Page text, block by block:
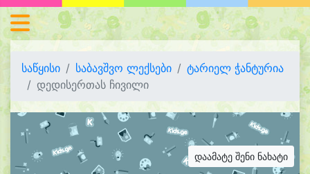
საწყისი საბავშვო ლექსები
ტარიელ ჭანტურია
დედისერთას ჩივილი
დაამატე შენი ნახატი